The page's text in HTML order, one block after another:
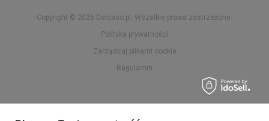
Copyright © 2026 delcaso.pl . Wszelkie prawa zastrzeżone.
Polityka prywatności
Zarządzaj plikami cookie
Regulamin